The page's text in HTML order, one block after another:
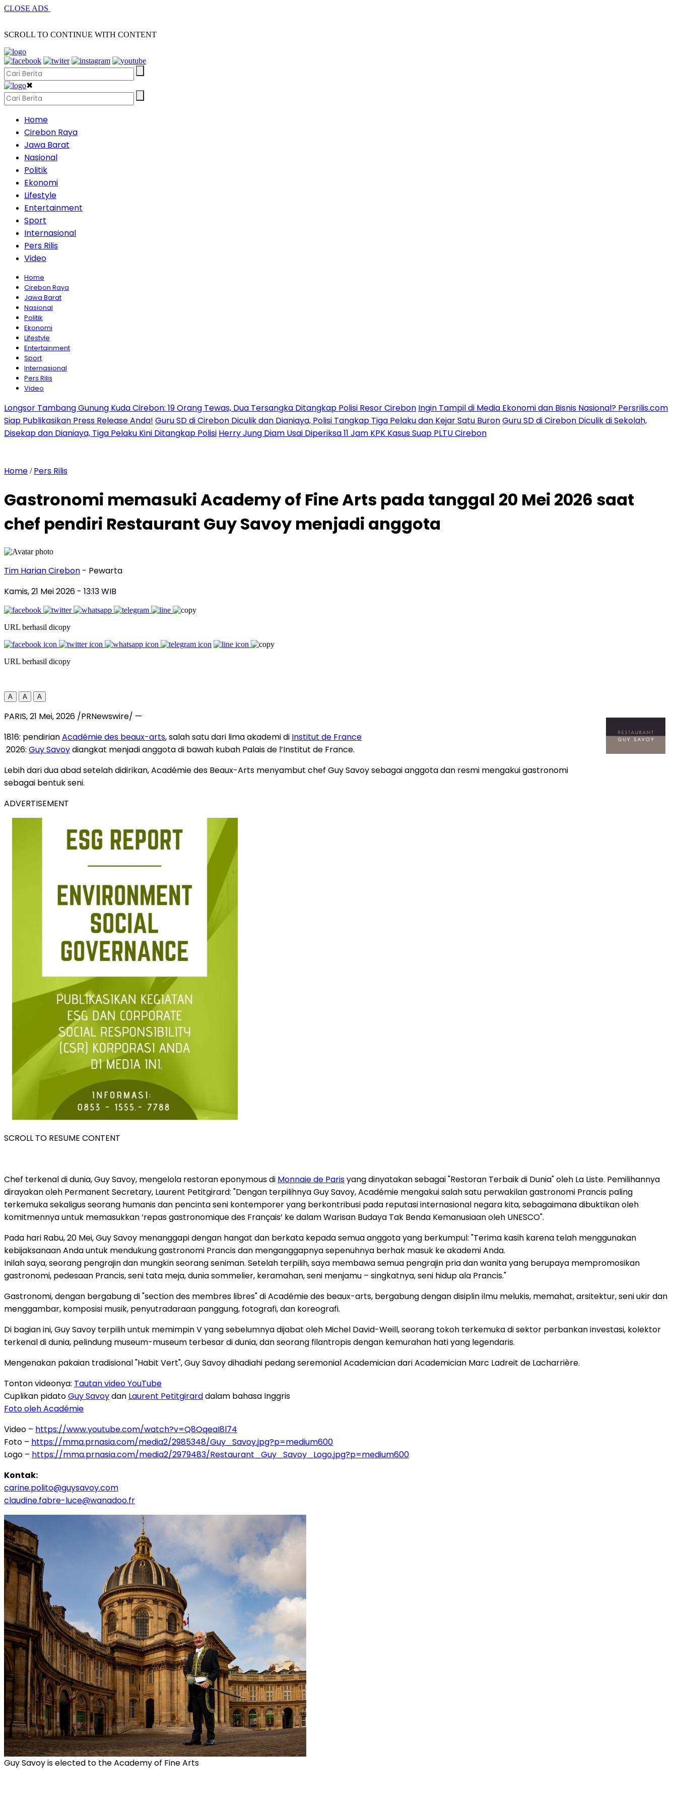
CLOSE ADS
SCROLL TO CONTINUE WITH CONTENT
✖
Home
Cirebon Raya
Jawa Barat
Nasional
Politik
Ekonomi
Lifestyle
Entertainment
Sport
Internasional
Pers Rilis
Video
Home
Cirebon Raya
Jawa Barat
Nasional
Politik
Ekonomi
Lifestyle
Entertainment
Sport
Internasional
Pers Rilis
Video
Longsor Tambang Gunung Kuda Cirebon: 19 Orang Tewas, Dua Tersangka Ditangkap Polisi Resor Cirebon Ingin Tampil di Media Ekonomi dan Bisnis Nasional? Persrilis.com
Siap Publikasikan Press Release Anda! Guru SD di Cirebon Diculik dan Dianiaya, Polisi Tangkap Tiga Pelaku dan Kejar Satu BuronGuru SD di Cirebon Diculik di Sekolah,
Disekap dan Dianiaya, Tiga Pelaku Kini Ditangkap Polisi Herry Jung Diam Usai Diperiksa 11 Jam KPK Kasus Suap PLTU Cirebon
Home / Pers Rilis
Gastronomi memasuki Academy of Fine Arts pada tanggal 20 Mei 2026 saat
chef pendiri Restaurant Guy Savoy menjadi anggota
Tim Harian Cirebon - Pewarta
Kamis, 21 Mei 2026 - 13:13 WIB
URL berhasil dicopy
URL berhasil dicopy
A A A
PARIS,21 Mei, 2026 /PRNewswire/ —
1816: pendirianAcadémie des beaux-arts, salah satu dari lima akademi di Institut de France
2026: Guy Savoydiangkat menjadi anggota di bawah kubah Palais de l’Institut de France.
Lebih dari dua abad setelah didirikan, Académie des Beaux-Arts menyambut chef Guy Savoy sebagai anggota dan resmi mengakui gastronomi
sebagai bentuk seni.
ADVERTISEMENT
SCROLL TO RESUME CONTENT
Chef terkenal di dunia, Guy Savoy, mengelola restoran eponymous di Monnaie de Parisyang dinyatakan sebagai "Restoran Terbaik di Dunia" oleh La Liste. Pemilihannya
dirayakan oleh Permanent Secretary, Laurent Petitgirard: "Dengan terpilihnya Guy Savoy, Académie mengakui salah satu perwakilan gastronomi Prancis paling
terkemuka sekaligus seorang humanis dan pencinta seni kontemporer yang berkontribusi pada reputasi internasional negara kita, sebagaimana dibuktikan oleh
komitmennya untuk memasukkan ‘repas gastronomique des Français’ ke dalam Warisan Budaya Tak Benda Kemanusiaan oleh UNESCO".
Pada hari Rabu, 20 Mei, Guy Savoy menanggapi dengan hangat dan berkata kepada semua anggota yang berkumpul: "Terima kasih karena telah menggunakan
kebijaksanaan Anda untuk mendukung gastronomi Prancis dan menganggapnya sepenuhnya berhak masuk ke akademi Anda.
Inilah saya, seorang pengrajin dan mungkin seorang seniman. Setelah terpilih, saya membawa semua pengrajin pria dan wanita yang berupaya mempromosikan
gastronomi, pedesaan Prancis, seni tata meja, dunia sommelier, keramahan, seni menjamu – singkatnya, seni hidup ala Prancis."
Gastronomi, dengan bergabung di "section des membres libres" di Académie des beaux-arts, bergabung dengan disiplin ilmu melukis, memahat, arsitektur, seni ukir dan
menggambar, komposisi musik, penyutradaraan panggung, fotografi, dan koreografi.
Di bagian ini, Guy Savoy terpilih untuk memimpin V yang sebelumnya dijabat oleh Michel David-Weill, seorang tokoh terkemuka di sektor perbankan investasi, kolektor
terkenal di dunia, pelindung museum-museum terbesar di dunia, dan seorang filantropis dengan kemurahan hati yang legendaris.
Mengenakan pakaian tradisional "Habit Vert", Guy Savoy dihadiahi pedang seremonial Academician dari Academician Marc Ladreit de Lacharrière.
Tonton videonya: Tautan video YouTube
Cuplikan pidatoGuy Savoydan Laurent Petitgirarddalam bahasa Inggris
Foto oleh Académie
Video – https://www.youtube.com/watch?v=Q8OqeaI8l74
Foto – https://mma.prnasia.com/media2/2985348/Guy_Savoy.jpg?p=medium600
Logo – https://mma.prnasia.com/media2/2979483/Restaurant_Guy_Savoy_Logo.jpg?p=medium600
Kontak:
carine.polito@guysavoy.com
claudine.fabre-luce@wanadoo.fr
Guy Savoy is elected to the Academy of Fine Arts